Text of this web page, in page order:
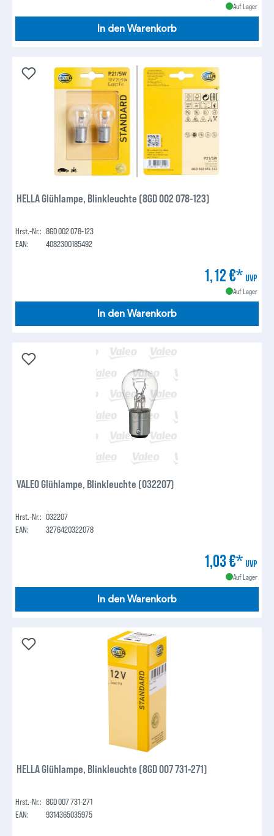
Auf Lager
In den Warenkorb
HELLA Glühlampe, Blinkleuchte (8GD 002 078-123)
Hrst.-Nr.: 8GD 002 078-123
EAN:
4082300185492
1,12 €* UVP
Auf Lager
In den Warenkorb
VALEO Glühlampe, Blinkleuchte (032207)
Hrst.-Nr.: 032207
EAN:
3276420322078
1,03 €* UVP
Auf Lager
In den Warenkorb
HELLA Glühlampe, Blinkleuchte (8GD 007 731-271)
Hrst.-Nr.: 8GD 007 731-271
EAN:
9314365035975